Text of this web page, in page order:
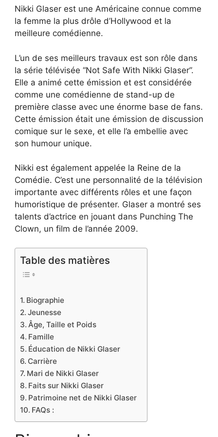
Nikki Glaser est une Américaine connue comme
la femme la plus drôle d’Hollywood et la
meilleure comédienne.
L’un de ses meilleurs travaux est son rôle dans
la série télévisée “Not Safe With Nikki Glaser”.
Elle a animé cette émission et est considérée
comme une comédienne de stand-up de
première classe avec une énorme base de fans.
Cette émission était une émission de discussion
comique sur le sexe, et elle l’a embellie avec
son humour unique.
Nikki est également appelée la Reine de la
Comédie. C’est une personnalité de la télévision
importante avec différents rôles et une façon
humoristique de présenter. Glaser a montré ses
talents d’actrice en jouant dans Punching The
Clown, un film de l’année 2009.
Table des matières
Biographie
Jeunesse
Âge, Taille et Poids
Famille
Éducation de Nikki Glaser
Carrière
Mari de Nikki Glaser
Faits sur Nikki Glaser
Patrimoine net de Nikki Glaser
FAQs :